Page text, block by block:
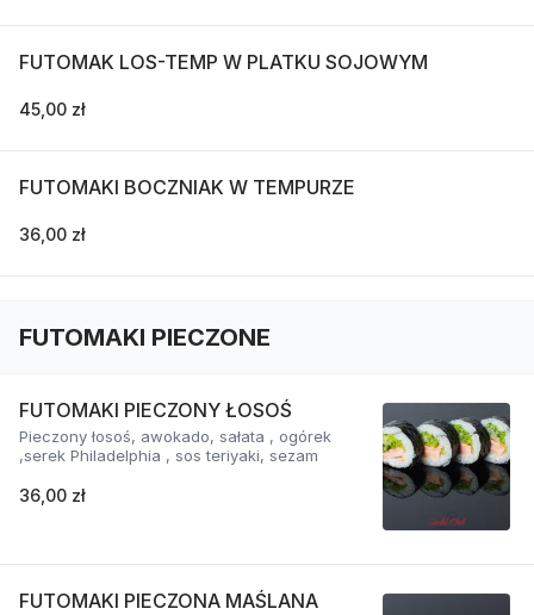
FUTOMAK LOS-TEMP W PLATKU SOJOWYM
45,00 zł
FUTOMAKI BOCZNIAK W TEMPURZE
36,00 zł
FUTOMAKI PIECZONE
FUTOMAKI PIECZONY ŁOSOŚ
Pieczony łosoś, awokado, sałata , ogórek
,serek Philadelphia , sos teriyaki, sezam
36,00 zł
FUTOMAKI PIECZONA MAŚLANA